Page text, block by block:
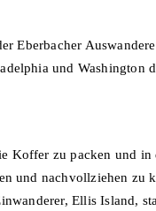
Eberbacher
und
Koffer zu packen und
und nachvollziehen
Ellis Island,